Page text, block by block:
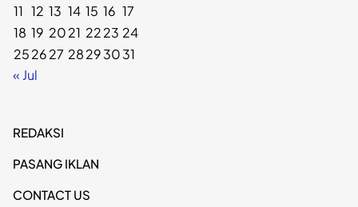
11 12 13 14 15 16 17
18 19 2021 2223 24
252627 28293031
« Jul
REDAKSI
PASANG IKLAN
CONTACT US